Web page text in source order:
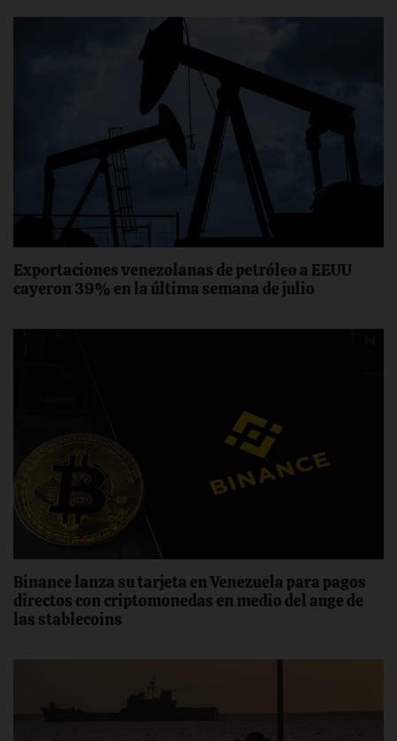
Exportaciones venezolanas de petróleo a EEUU
cayeron 39% en la última semana de julio
Binance lanza su tarjeta en Venezuela para pagos
directos con criptomonedas en medio del auge de
las stablecoins